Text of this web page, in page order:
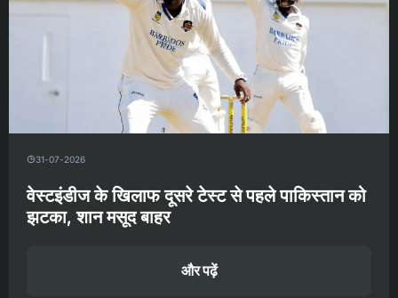
31-07-2026
वेस्टइंडीज के खिलाफ दूसरे टेस्ट से पहले पाकिस्तान को
झटका, शान मसूद बाहर
और पढ़ें